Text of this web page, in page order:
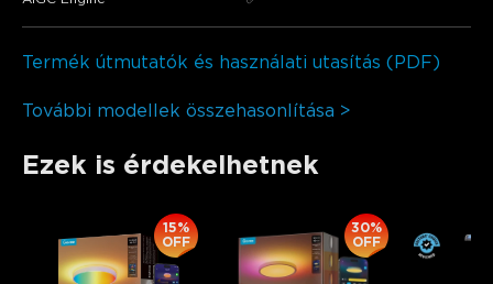
Termék útmutatók és használati utasítás (PDF)
További modellek összehasonlítása >
Ezek is érdekelhetnek
15%
OFF
30%
OFF